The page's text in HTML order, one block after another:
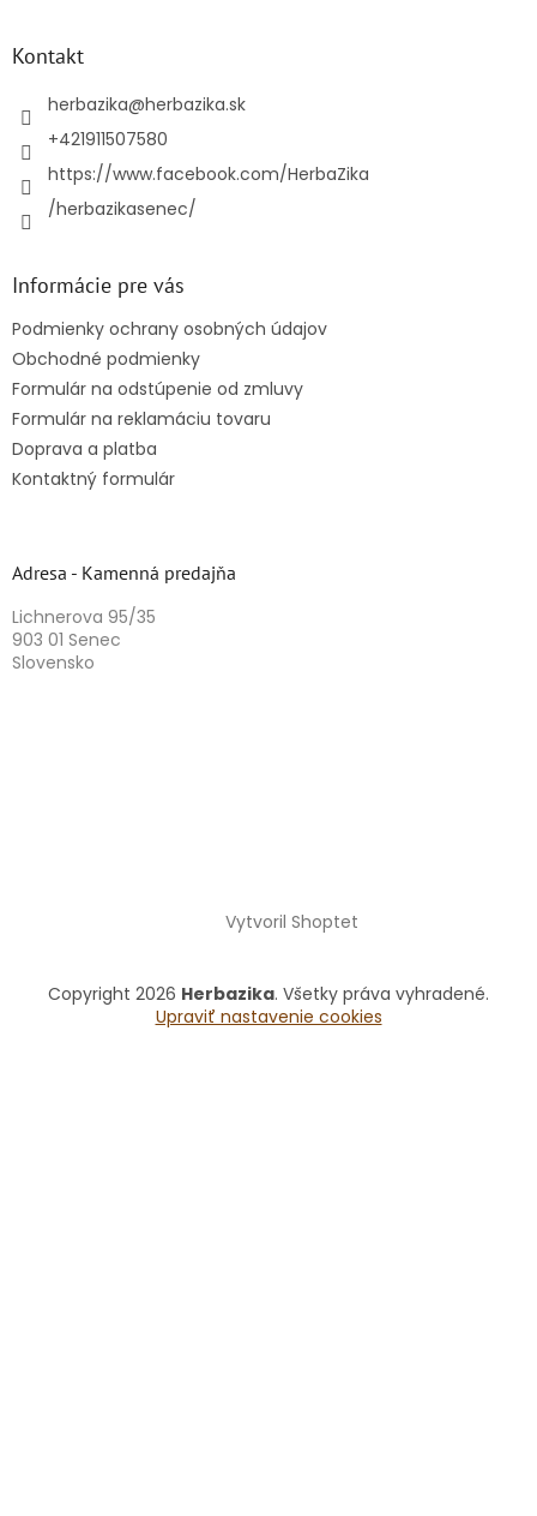
Kontakt
herbazika@herbazika.sk
+421911507580
https://www.facebook.com/HerbaZika
/herbazikasenec/
Informácie pre vás
Podmienky ochrany osobných údajov
Obchodné podmienky
Formulár na odstúpenie od zmluvy
Formulár na reklamáciu tovaru
Doprava a platba
Kontaktný formulár
Adresa - Kamenná predajňa
Lichnerova 95/35
903 01 Senec
Slovensko
Vytvoril Shoptet
Copyright 2026 Herbazika. Všetky práva vyhradené.
Upraviť nastavenie cookies